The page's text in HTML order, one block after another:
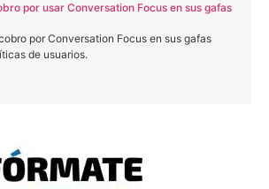
por usar Conversation Focus en sus gafas
por Conversation Focus en sus gafas
de usuarios.